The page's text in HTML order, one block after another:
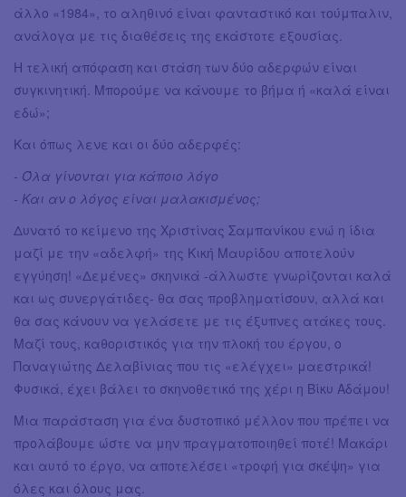
άλλο «1984», το αληθινό είναι φανταστικό και τούμπαλιν,
ανάλογα με τις διαθέσεις της εκάστοτε εξουσίας.
Η τελική απόφαση και στάση των δύο αδερφών είναι
συγκινητική. Μπορούμε να κάνουμε το βήμα ή «καλά είναι
εδώ»;
Και όπως λενε και οι δύο αδερφές:
- Όλα γίνονται για κάποιο λόγο
- Και αν ο λόγος είναι μαλακισμένος;
Δυνατό το κείμενο της Χριστίνας Σαμπανίκου ενώ η ίδια
μαζί με την «αδελφή» της Κική Μαυρίδου αποτελούν
εγγύηση! «Δεμένες» σκηνικά -άλλωστε γνωρίζονται καλά
και ως συνεργάτιδες- θα σας προβληματίσουν, αλλά και
θα σας κάνουν να γελάσετε με τις έξυπνες ατάκες τους.
Μαζί τους, καθοριστικός για την πλοκή του έργου, ο
Παναγιώτης Δελαβίνιας που τις «ελέγχει» μαεστρικά!
Φυσικά, έχει βάλει το σκηνοθετικό της χέρι η Βίκυ Αδάμου!
Μια παράσταση για ένα δυστοπικό μέλλον που πρέπει να
προλάβουμε ώστε να μην πραγματοποιηθεί ποτέ! Μακάρι
και αυτό το έργο, να αποτελέσει «τροφή για σκέψη» για
όλες και όλους μας.